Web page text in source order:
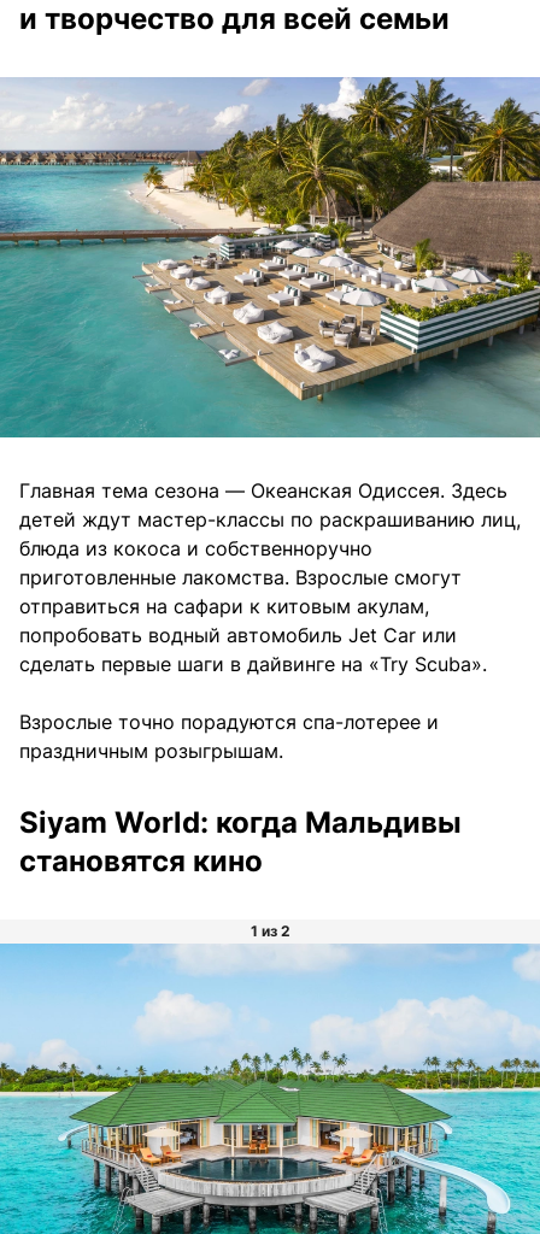
и творчество для всей семьи
Главная тема сезона — Океанская Одиссея. Здесь
детей ждут мастер-классы по раскрашиванию лиц,
блюда из кокоса и собственноручно
приготовленные лакомства. Взрослые смогут
отправиться на сафари к китовым акулам,
попробовать водный автомобиль Jet Car или
сделать первые шаги в дайвинге на «Try Scuba».
Взрослые точно порадуются спа-лотерее и
праздничным розыгрышам.
Siyam World: когда Мальдивы
становятся кино
1 из 2